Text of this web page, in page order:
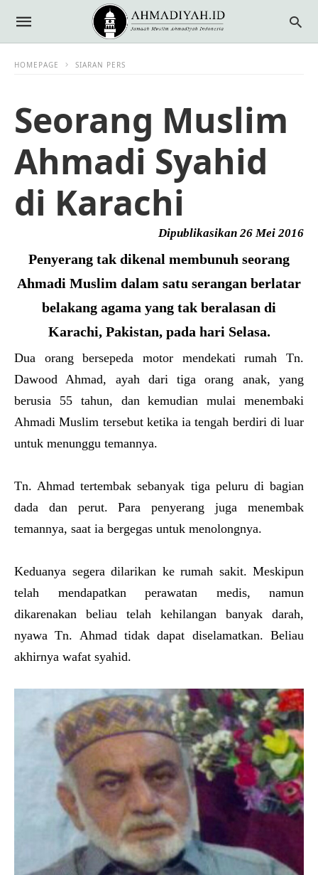
HOMEPAGE SIARAN PERS
Seorang Muslim
Ahmadi Syahid
di Karachi
Dipublikasikan 26 Mei 2016
Penyerang tak dikenal membunuh seorang
Ahmadi Muslim dalam satu serangan berlatar
belakang agama yang tak beralasan di
Karachi, Pakistan, pada hari Selasa.
Dua orang bersepeda motor mendekati rumah Tn.
Dawood Ahmad, ayah dari tiga orang anak, yang
berusia 55 tahun, dan kemudian mulai menembaki
Ahmadi Muslim tersebut ketika ia tengah berdiri di luar
untuk menunggu temannya.
Tn. Ahmad tertembak sebanyak tiga peluru di bagian
dada dan perut. Para penyerang juga menembak
temannya, saat ia bergegas untuk menolongnya.
Keduanya segera dilarikan ke rumah sakit. Meskipun
telah mendapatkan perawatan medis, namun
dikarenakan beliau telah kehilangan banyak darah,
nyawa Tn. Ahmad tidak dapat diselamatkan. Beliau
akhirnya wafat syahid.